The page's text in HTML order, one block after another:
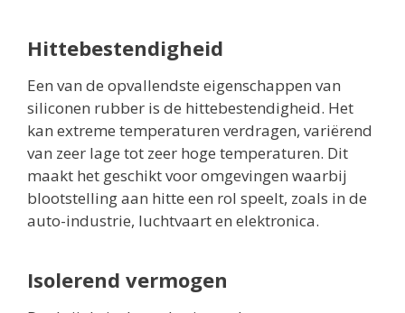
Hittebestendigheid
Een van de opvallendste eigenschappen van
siliconen rubber is de hittebestendigheid. Het
kan extreme temperaturen verdragen, variërend
van zeer lage tot zeer hoge temperaturen. Dit
maakt het geschikt voor omgevingen waarbij
blootstelling aan hitte een rol speelt, zoals in de
auto-industrie, luchtvaart en elektronica.
Isolerend vermogen